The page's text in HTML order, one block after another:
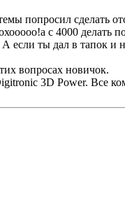
попросил сделать
с 4000 делать
ты дал в тапок и
вопросах новичок.
3D Power. Все